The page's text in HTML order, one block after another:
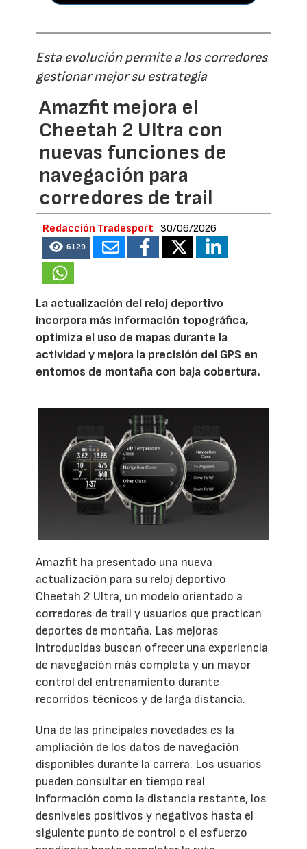
Esta evolución permite a los corredores
gestionar mejor su estrategia
Amazfit mejora el
Cheetah 2 Ultra con
nuevas funciones de
navegación para
corredores de trail
Redacción Tradesport 30/06/2026
6129
La actualización del reloj deportivo
incorpora más información topográfica,
optimiza el uso de mapas durante la
actividad y mejora la precisión del GPS en
entornos de montaña con baja cobertura.
Amazfit ha presentado una nueva
actualización para su reloj deportivo
Cheetah 2 Ultra, un modelo orientado a
corredores de trail y usuarios que practican
deportes de montaña. Las mejoras
introducidas buscan ofrecer una experiencia
de navegación más completa y un mayor
control del entrenamiento durante
recorridos técnicos y de larga distancia.
Una de las principales novedades es la
ampliación de los datos de navegación
disponibles durante la carrera. Los usuarios
pueden consultar en tiempo real
información como la distancia restante, los
desniveles positivos y negativos hasta el
siguiente punto de control o el esfuerzo